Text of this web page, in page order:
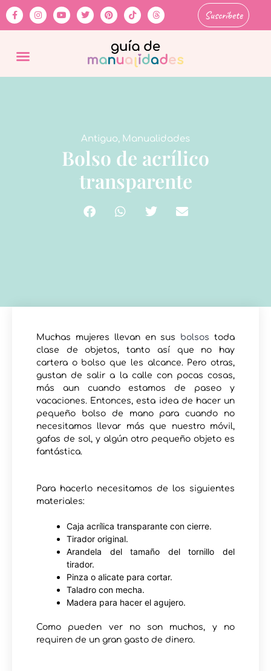
Suscríbete
Antiguo, Manualidades
Bolso de acrílico
transparente
Muchas mujeres llevan en sus bolsos toda
clase de objetos, tanto así que no hay
cartera o bolso que les alcance. Pero otras,
gustan de salir a la calle con pocas cosas,
más aun cuando estamos de paseo y
vacaciones. Entonces, esta idea de hacer un
pequeño bolso de mano para cuando no
necesitamos llevar más que nuestro móvil,
gafas de sol, y algún otro pequeño objeto es
fantástica.
Para hacerlo necesitamos de los siguientes
materiales:
Caja acrílica transparante con cierre.
Tirador original.
Arandela del tamaño del tornillo del
tirador.
Pinza o alicate para cortar.
Taladro con mecha.
Madera para hacer el agujero.
Como pueden ver no son muchos, y no
requiren de un gran gasto de dinero.